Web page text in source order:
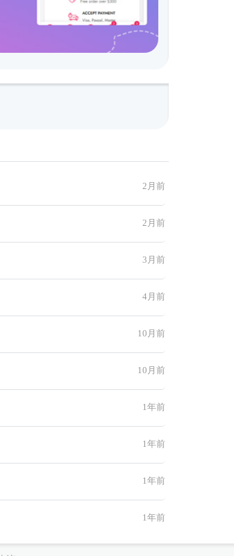
2月前
2月前
3月前
4月前
10月前
10月前
1年前
1年前
1年前
1年前